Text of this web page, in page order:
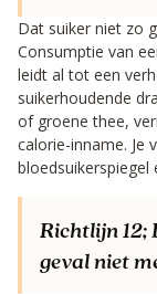
Dat suiker niet zo
Consumptie van
leidt al tot een
suikerhoudende
of groene thee,
calorie-inname. Je
bloedsuikerspiegel
Richtlijn 12;
geval niet